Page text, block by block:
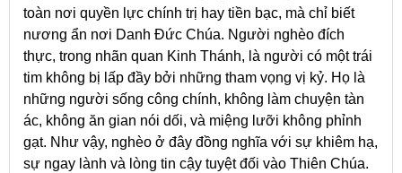
toàn nơi quyền lực chính trị hay tiền bạc, mà chỉ biết
nương ẩn nơi Danh Đức Chúa. Người nghèo đích
thực, trong nhãn quan Kinh Thánh, là người có một trái
tim không bị lấp đầy bởi những tham vọng vị kỷ. Họ là
những người sống công chính, không làm chuyện tàn
ác, không ăn gian nói dối, và miệng lưỡi không phỉnh
gạt. Như vậy, nghèo ở đây đồng nghĩa với sự khiêm hạ,
sự ngay lành và lòng tin cậy tuyệt đối vào Thiên Chúa.